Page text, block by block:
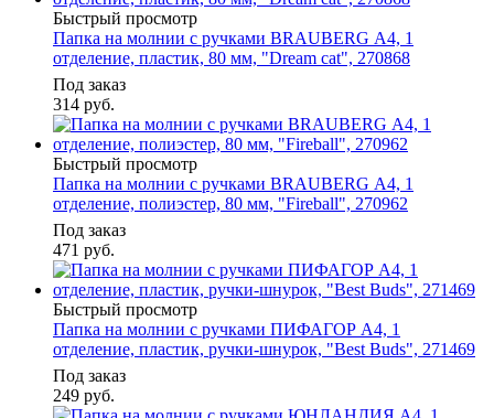
Быстрый просмотр
Папка на молнии с ручками BRAUBERG А4, 1
отделение, пластик, 80 мм, "Dream cat", 270868
Под заказ
314 руб.
Быстрый просмотр
Папка на молнии с ручками BRAUBERG А4, 1
отделение, полиэстер, 80 мм, "Fireball", 270962
Под заказ
471 руб.
Быстрый просмотр
Папка на молнии с ручками ПИФАГОР А4, 1
отделение, пластик, ручки-шнурок, "Best Buds", 271469
Под заказ
249 руб.